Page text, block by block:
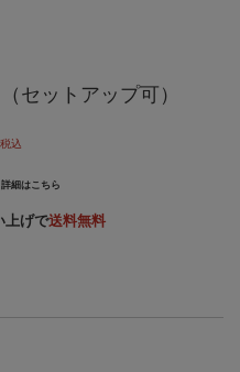
セットアップ可）
税込
詳細はこちら
上げで送料無料